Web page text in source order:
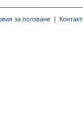
за ползване |